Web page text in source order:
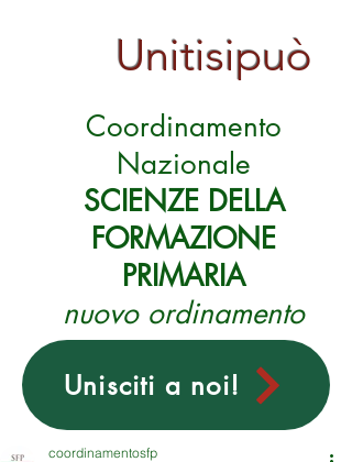
Unitisipuò
Coordinamento
Nazionale
SCIENZE DELLA
FORMAZIONE
PRIMARIA
nuovo ordinamento
Unisciti a noi!
coordinamentosfp